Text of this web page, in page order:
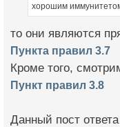
хорошим
то они являются
Пункта правил 3.7
Кроме того,
Пункт правил 3.8
Данный пост